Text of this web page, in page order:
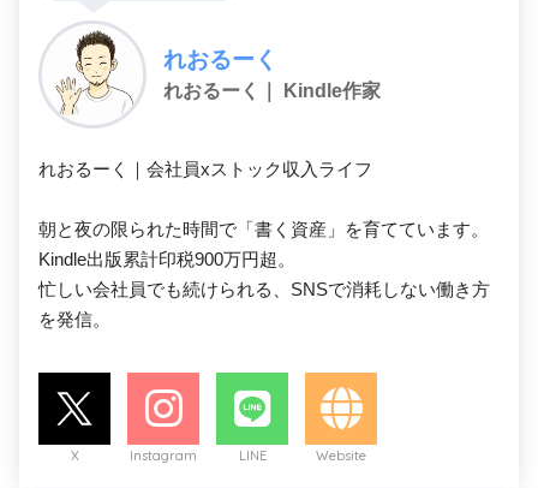
れおるーく
れおるーく｜ Kindle作家
れおるーく｜会社員xストック収入ライフ
朝と夜の限られた時間で「書く資産」を育てています。
Kindle出版累計印税900万円超。
忙しい会社員でも続けられる、SNSで消耗しない働き方
を発信。
X Instagram LINE Website